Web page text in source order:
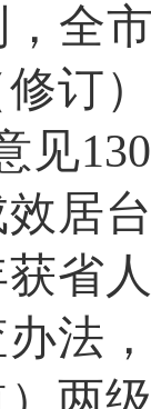
，全
订
见
居
省
法